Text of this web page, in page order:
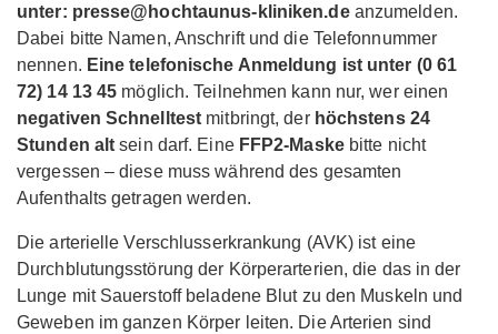
unter: presse@hochtaunus-kliniken.deanzumelden.
Dabei bitte Namen, Anschrift und die Telefonnummer
nennen. Eine telefonische Anmeldung ist unter (0 61
72) 14 13 45 möglich. Teilnehmen kann nur, wer einen
negativen Schnelltest mitbringt, der höchstens 24
Stunden alt sein darf. Eine FFP2-Maskebitte nicht
vergessen – diese muss während des gesamten
Aufenthalts getragen werden.
Die arterielle Verschlusserkrankung (AVK) ist eine
Durchblutungsstörung der Körperarterien, die das in der
Lunge mit Sauerstoff beladene Blut zu den Muskeln und
Geweben im ganzen Körper leiten. Die Arterien sind